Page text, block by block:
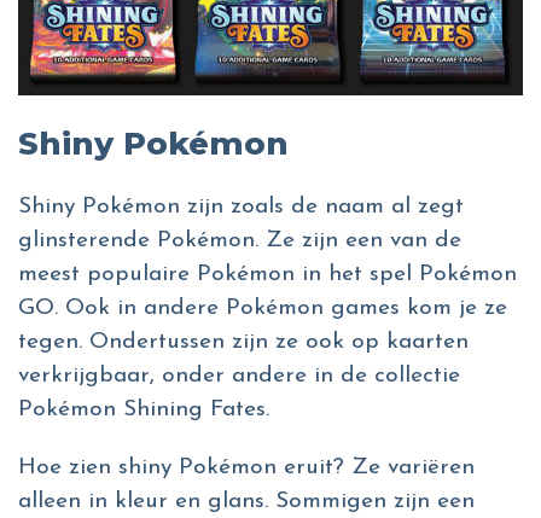
Shiny Pokémon
Shiny Pokémon zijn zoals de naam al zegt
glinsterende Pokémon. Ze zijn een van de
meest populaire Pokémon in het spel Pokémon
GO. Ook in andere Pokémon games kom je ze
tegen. Ondertussen zijn ze ook op kaarten
verkrijgbaar, onder andere in de collectie
Pokémon Shining Fates.
Hoe zien shiny Pokémon eruit? Ze variëren
alleen in kleur en glans. Sommigen zijn een